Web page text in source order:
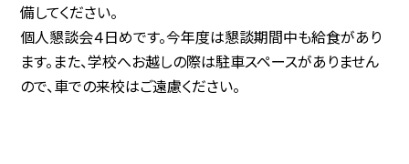
備してください。
個人懇談会４日めです。今年度は懇談期間中も給食があり
ます。また、学校へお越しの際は駐車スペースがありません
ので、車での来校はご遠慮ください。